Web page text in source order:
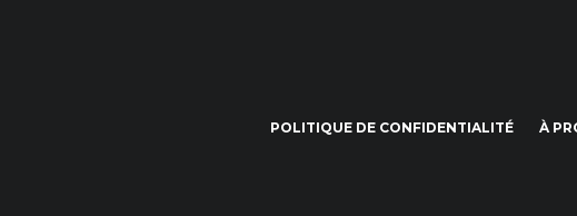
POLITIQUE DE CONFIDENTIALITÉ À